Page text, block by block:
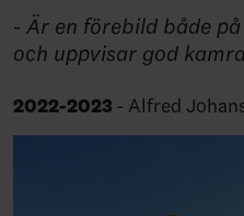
- Är en förebild både
och uppvisar god
2022-2023 - Alfred